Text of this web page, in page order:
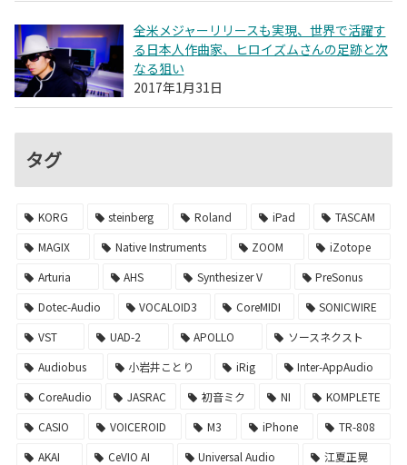
全米メジャーリリースも実現、世界で活躍す
る日本人作曲家、ヒロイズムさんの足跡と次
なる狙い
2017年1月31日
タグ
KORG steinberg Roland iPad
TASCAM
MAGIX
Native Instruments ZOOM
iZotope
Arturia
AHS Synthesizer V
PreSonus
Dotec-Audio
VOCALOID3 CoreMIDI
SONICWIRE
VST
UAD-2 APOLLO
ソースネクスト
Audiobus
小岩井ことり iRig
Inter-AppAudio
CoreAudio
JASRAC 初音ミク NI
KOMPLETE
CASIO
VOICEROID M3 iPhone
TR-808
AKAI
CeVIO AI Universal Audio
江夏正晃